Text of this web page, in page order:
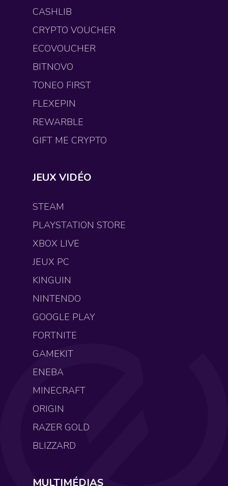
CASHLIB
CRYPTO VOUCHER
ECOVOUCHER
BITNOVO
TONEO FIRST
FLEXEPIN
REWARBLE
GIFT ME CRYPTO
JEUX VIDÉO
STEAM
PLAYSTATION STORE
XBOX LIVE
JEUX PC
KINGUIN
NINTENDO
GOOGLE PLAY
FORTNITE
GAMEKIT
ENEBA
MINECRAFT
ORIGIN
RAZER GOLD
BLIZZARD
MULTIMÉDIAS